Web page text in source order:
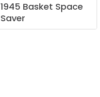
1945 Basket Space
Saver